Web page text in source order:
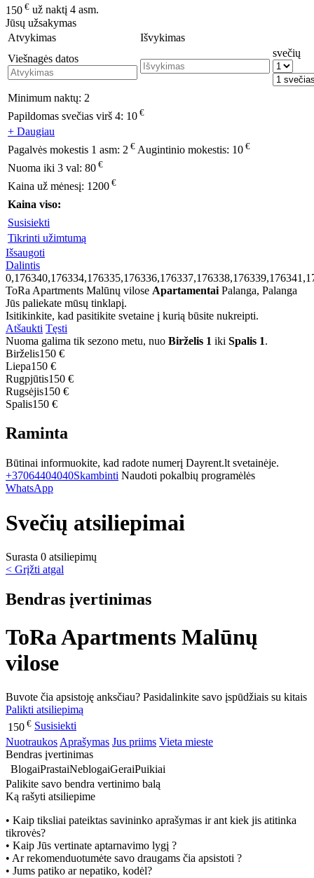
150 € už naktį 4 asm.
Jūsų užsakymas
Atvykimas
Išvykimas
Viešnagės datos
svečių
Minimum naktų: 2
Papildomas svečias virš 4: 10 €
+ Daugiau
Pagalvės mokestis 1 asm: 2 € Augintinio mokestis: 10 €
Nuoma iki 3 val: 80 €
Kaina už mėnesį: 1200 €
Kaina viso:
Susisiekti
Tikrinti užimtumą
Išsaugoti
Dalintis
ToRa Apartments Malūnų vilose Apartamentai Palanga, Palanga
Jūs paliekate mūsų tinklapį.
Isitikinkite, kad pasitikite svetaine į kurią būsite nukreipti.
Atšaukti Tęsti
Nuoma galima tik sezono metu, nuo Birželis 1 iki Spalis 1.
Birželis150 €
Liepa150 €
Rugpjūtis150 €
Rugsėjis150 €
Spalis150 €
Raminta
Būtinai informuokite, kad radote numerį Dayrent.lt svetainėje.
+37064404040Skambinti Naudoti pokalbių programėlės
WhatsApp
Svečių atsiliepimai
Surasta 0 atsiliepimų
< Grįžti atgal
Bendras įvertinimas
ToRa Apartments Malūnų
vilose
Buvote čia apsistoję anksčiau? Pasidalinkite savo įspūdžiais su kitais
Palikti atsiliepimą
150 € Susisiekti
Nuotraukos Aprašymas Jus priims Vieta mieste
Bendras įvertinimas
BlogaiPrastaiNeblogaiGeraiPuikiai
Palikite savo bendra vertinimo balą
Ką rašyti atsiliepime
• Kaip tiksliai pateiktas savininko aprašymas ir ant kiek jis atitinka
tikrovės?
• Kaip Jūs vertinate aptarnavimo lygį ?
• Ar rekomenduotumėte savo draugams čia apsistoti ?
• Jums patiko ar nepatiko, kodėl?